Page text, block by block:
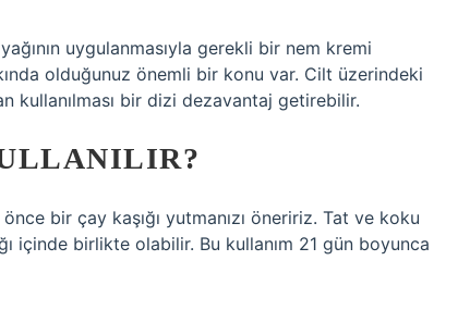
uygulanmasıyla gerekli bir nem kremi
olduğunuz önemli bir konu var. Cilt üzerindeki
kullanılması bir dizi dezavantaj getirebilir.
bir çay kaşığı yutmanızı öneririz. Tat ve koku
içinde birlikte olabilir. Bu kullanım 21 gün boyunca